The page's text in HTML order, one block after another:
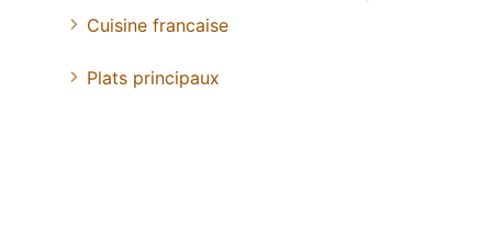
Cuisine francaise
Plats principaux